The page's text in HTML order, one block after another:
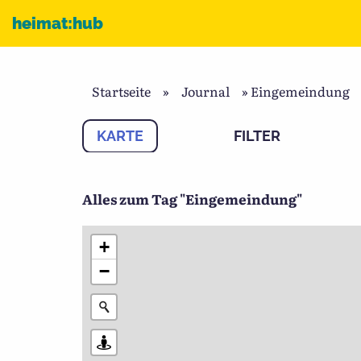
heimat:hub
Startseite » Journal » Eingemeindung
KARTE FILTER
Alles zum Tag "Eingemeindung"
+
−